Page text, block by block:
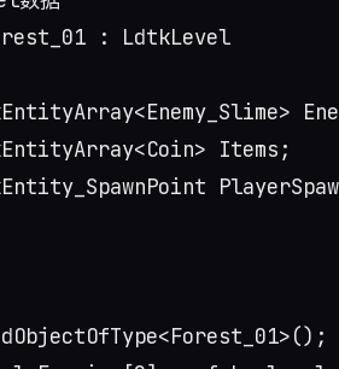
: LdtkLevel
Items;